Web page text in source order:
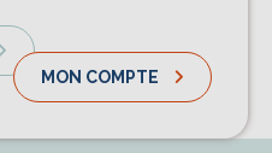
MON COMPTE